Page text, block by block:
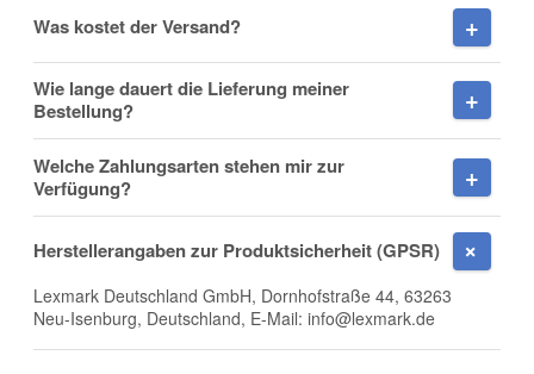
Firma
Was kostet der Versand?
Wie lange dauert die Lieferung meiner
Bestellung?
Welche Zahlungsarten stehen mir zur
Verfügung?
Herstellerangaben zur Produktsicherheit (GPSR)
Lexmark Deutschland GmbH, Dornhofstraße 44, 63263
Neu-Isenburg, Deutschland, E-Mail: info@lexmark.de